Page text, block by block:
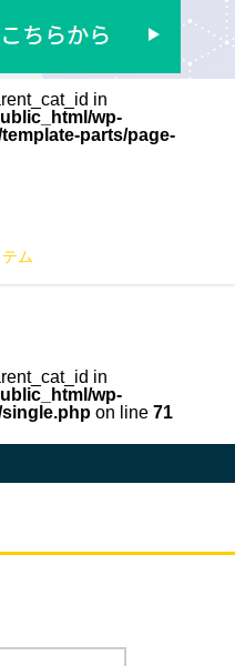
wp-
parts/page-
in
wp-
parts/page-
ム
in
wp-
on line 71
in